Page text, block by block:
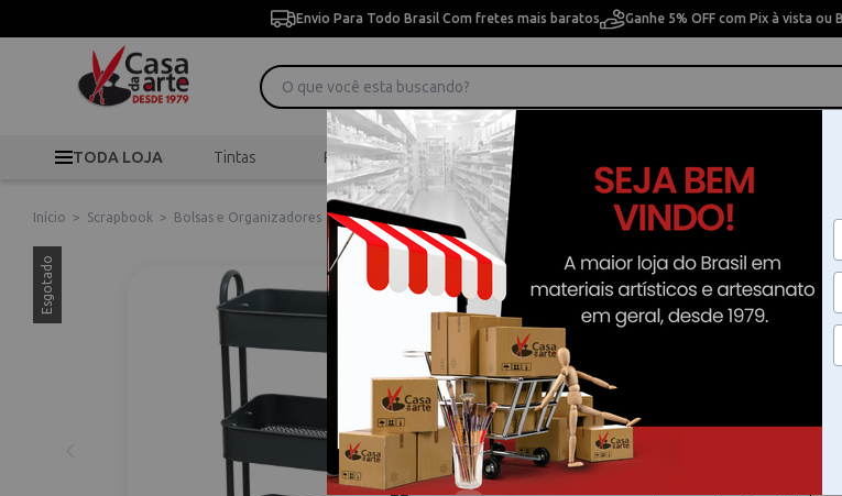
Envio Para Todo Brasil Com fretes mais baratos Ganhe 5% OFF com Pix à vista ou
TODA LOJA Tintas Pincéis Desenho
Início > Scrapbook > Bolsas e Organizadores > Carrinho Organizador Cinza a La Cart We R Memory Keepers 661306
Esgotado
Carrinho
R Memory Keepers
Carrinho Organizador